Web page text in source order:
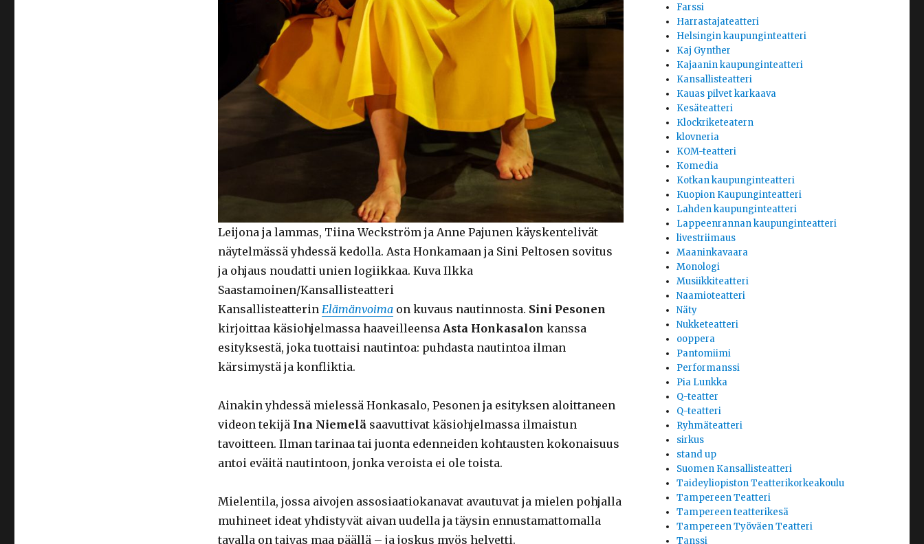
Leijona ja lammas, Tiina Weckström ja Anne Pajunen käyskentelivät
näytelmässä yhdessä kedolla. Asta Honkamaan ja Sini Peltosen sovitus
ja ohjaus noudatti unien logiikkaa. Kuva Ilkka
Saastamoinen/Kansallisteatteri
Kansallisteatterin Elämänvoimaon kuvaus nautinnosta. Sini Pesonen
kirjoittaa käsiohjelmassa haaveilleensa Asta Honkasalon kanssa
esityksestä, joka tuottaisi nautintoa: puhdasta nautintoa ilman
kärsimystä ja konfliktia.
Ainakin yhdessä mielessä Honkasalo, Pesonen ja esityksen aloittaneen
videon tekijä Ina Niemelä saavuttivat käsiohjelmassa ilmaistun
tavoitteen. Ilman tarinaa tai juonta edenneiden kohtausten kokonaisuus
antoi eväitä nautintoon, jonka veroista ei ole toista.
Mielentila, jossa aivojen assosiaatiokanavat avautuvat ja mielen pohjalla
muhineet ideat yhdistyvät aivan uudella ja täysin ennustamattomalla
tavalla on taivas maa päällä – ja joskus myös helvetti.
Farssi
Harrastajateatteri
Helsingin kaupunginteatteri
Kaj Gynther
Kajaanin kaupunginteatteri
Kansallisteatteri
Kauas pilvet karkaava
Kesäteatteri
Klockriketeatern
klovneria
KOM-teatteri
Komedia
Kotkan kaupunginteatteri
Kuopion Kaupunginteatteri
Lahden kaupunginteatteri
Lappeenrannan kaupunginteatteri
livestriimaus
Maaninkavaara
Monologi
Musiikkiteatteri
Naamioteatteri
Näty
Nukketeatteri
ooppera
Pantomiimi
Performanssi
Pia Lunkka
Q-teatter
Q-teatteri
Ryhmäteatteri
sirkus
stand up
Suomen Kansallisteatteri
Taideyliopiston Teatterikorkeakoulu
Tampereen Teatteri
Tampereen teatterikesä
Tampereen Työväen Teatteri
Tanssi